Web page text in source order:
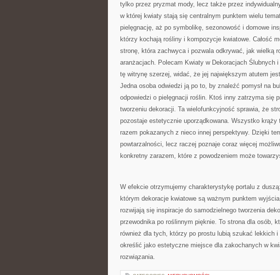
tylko przez pryzmat mody, lecz także przez
w której kwiaty stają się centralnym punktem wielu
pielęgnację, aż po symbolikę, sezonowość i domowe
którzy kochają rośliny i kompozycje kwiatowe. Całość
stronę, która zachwyca i pozwala odkrywać, jak wielką
aranżacjach. Polecam Kwiaty w Dekoracjach Ślubnych i
tę witrynę szerzej, widać, że jej największym atutem
Jedna osoba odwiedzi ją po to, by znaleźć pomysł na
odpowiedzi o pielęgnacji roślin. Ktoś inny zatrzyma się
tworzeniu dekoracji. Ta wielofunkcyjność sprawia, że
pozostaje estetycznie uporządkowana. Wszystko krąży
razem pokazanych z nieco innej perspektywy. Dzięki
powtarzalności, lecz raczej poznaje coraz więcej
konkretny zarazem, które z powodzeniem może
W efekcie otrzymujemy charakterystykę portalu z
którym dekoracje kwiatowe są ważnym punktem
rozwijają się inspiracje do samodzielnego tworzenia
przewodnika po roślinnym pięknie. To strona dla osób,
również dla tych, którzy po prostu lubią szukać lekkich
określić jako estetyczne miejsce dla zakochanych w
rozwiązania.